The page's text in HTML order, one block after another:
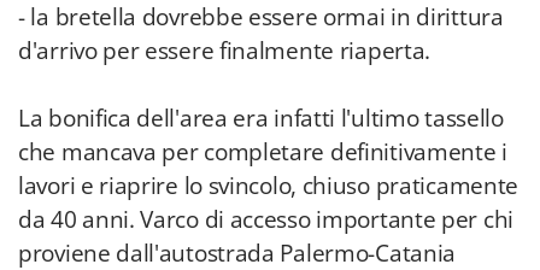
- la bretella dovrebbe essere ormai in dirittura
d'arrivo per essere finalmente riaperta.
La bonifica dell'area era infatti l'ultimo tassello
che mancava per completare definitivamente i
lavori e riaprire lo svincolo, chiuso praticamente
da 40 anni. Varco di accesso importante per chi
proviene dall'autostrada Palermo-Catania